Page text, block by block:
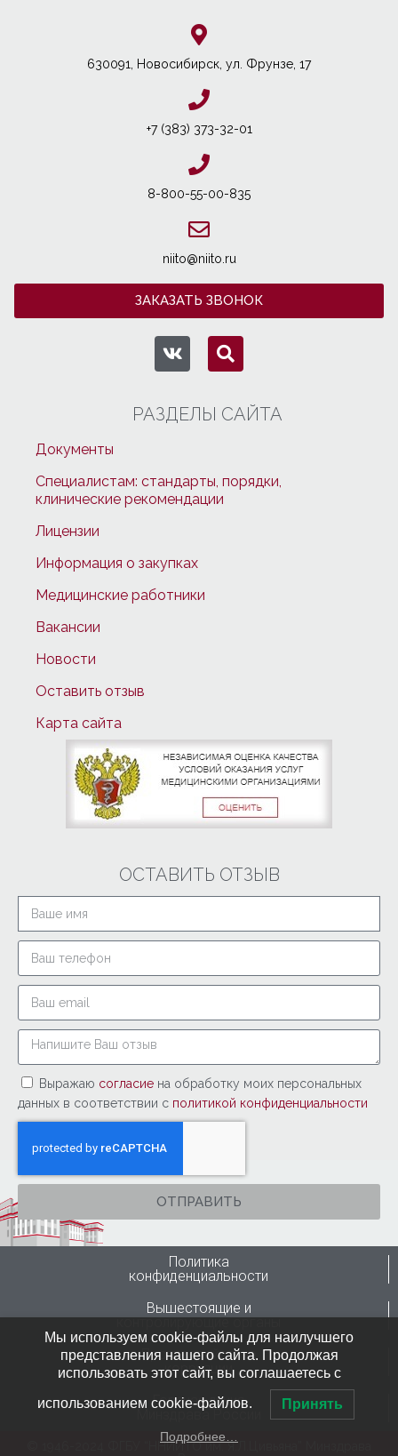
630091, Новосибирcк, ул. Фрунзе, 17
+7 (383) 373-32-01
8-800-55-00-835
niito@niito.ru
ЗАКАЗАТЬ ЗВОНОК
РАЗДЕЛЫ САЙТА
Документы
Специалистам: стандарты, порядки,
клинические рекомендации
Лицензии
Информация о закупках
Медицинские работники
Вакансии
Новости
Оставить отзыв
Карта сайта
ОСТАВИТЬ ОТЗЫВ
Выражаю согласие на обработку моих персональных
данных в соответствии с политикой конфиденциальности
ОТПРАВИТЬ
Политика
конфиденциальности
Вышестоящие и
контролирующие органы
Противодействие
коррупции
Горячая линия
Минздрава России
© 1946-2024 ФГБУ “ННИИТО им. Я.Л.Цивьяна” Минздрава
Мы используем cookie-файлы для наилучшего
представления нашего сайта. Продолжая
использовать этот сайт, вы соглашаетесь с
использованием cookie-файлов. Принять
Подробнее…